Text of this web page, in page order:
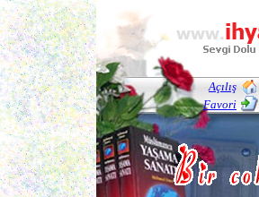
Açılış
Favori